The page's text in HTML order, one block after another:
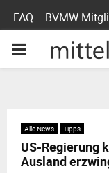
FAQ BVMW
P
M
Alle News Tipps
US-Regierung
Ausland